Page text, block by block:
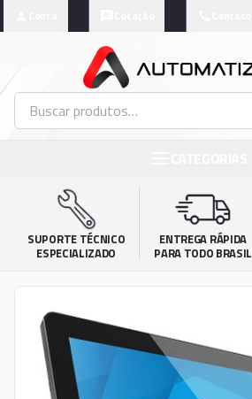
SUPORTE TÉCNICO
ESPECIALIZADO
ENTREGA RÁPIDA
PARA TODO BRASIL